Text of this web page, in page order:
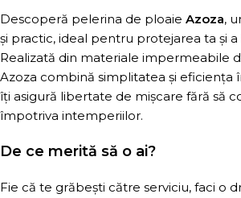
Descoperă pelerina de ploaie Azoza,
și practic, ideal pentru protejarea ta și
Realizată din materiale impermeabile
Azoza combină simplitatea și eficiența
îți asigură libertate de mișcare fără să
împotriva intemperiilor.
De ce merită să o ai?
Fie că te grăbești către serviciu, faci o